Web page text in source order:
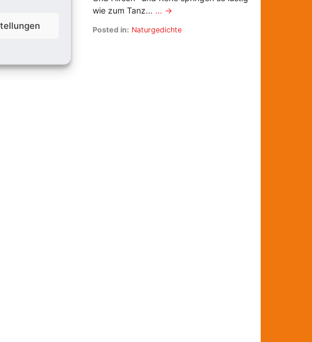
wie zum Tanz... ... →
Posted in: Naturgedichte